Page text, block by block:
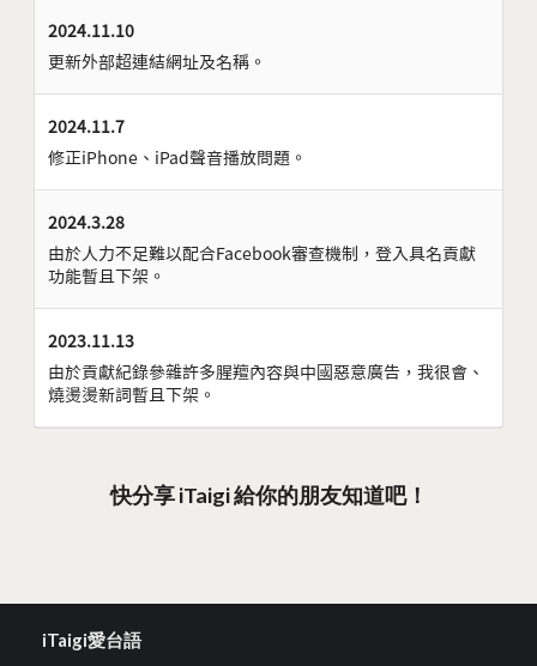
2024.11.10
更新外部超連結網址及名稱。
2024.11.7
修正iPhone、iPad聲音播放問題。
2024.3.28
由於人力不足難以配合Facebook審查機制，登入具名貢獻
功能暫且下架。
2023.11.13
由於貢獻紀錄參雜許多腥羶內容與中國惡意廣告，我很會、
燒燙燙新詞暫且下架。
快分享 iTaigi 給你的朋友知道吧！
iTaigi愛台語